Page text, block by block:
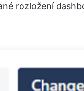
rozložení